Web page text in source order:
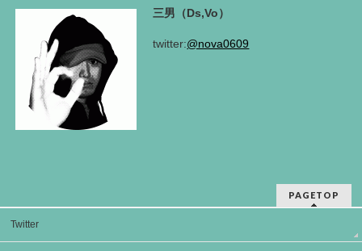
三男（Ds,Vo）
twitter:@nova0609
PAGETOP
Twitter